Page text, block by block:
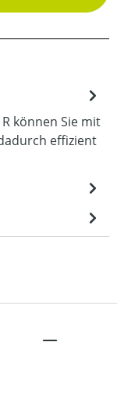
können Sie mit
effizient